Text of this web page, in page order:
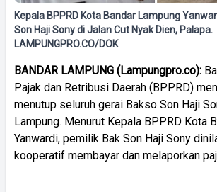
Kepala BPPRD Kota Bandar Lampung
Son Haji Sony di Jalan Cut Nyak Dien, Palapa.
LAMPUNGPRO.CO/DOK
BANDAR LAMPUNG (Lampungpro.co):
Pajak dan Retribusi Daerah (BPPRD)
menutup seluruh gerai Bakso Son Haji
Lampung. Menurut Kepala BPPRD Kota
Yanwardi, pemilik Bak Son Haji Sony
kooperatif membayar dan melaporkan